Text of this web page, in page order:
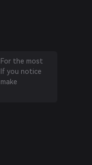
the most
you notice